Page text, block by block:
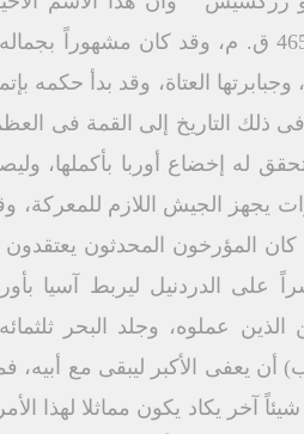
اليونانى هو الاسم المختصر للاسم الأول، وقد حكم عشرين عاماً ما بين 485 - 465 ق.
العتاة، وقد بدأ حكمه
ذلك التاريخ إلى القمة فى
له إخضاع أوربا بأكملها،
يجهز الجيش اللازم للمعركة،
المؤرخون المحدثون يعتقدون
الدردنيل ليربط آسيا
عملوه، وجلد البحر
يعفى الأكبر ليبقى مع أبيه،
يكاد يكون مماثلا لهذا